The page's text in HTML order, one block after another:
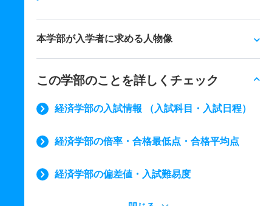
本学部が入学者に求める人物像
この学部のことを詳しくチェック
経済学部の入試情報 （入試科目・入試日程）
経済学部の倍率・合格最低点・合格平均点
経済学部の偏差値・入試難易度